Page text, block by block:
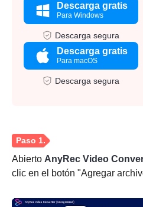
Descarga gratis
Para Windows
Descarga segura
Descarga gratis
Para macOS
Descarga segura
Abierto AnyRec Video
clic en el botón "Agregar